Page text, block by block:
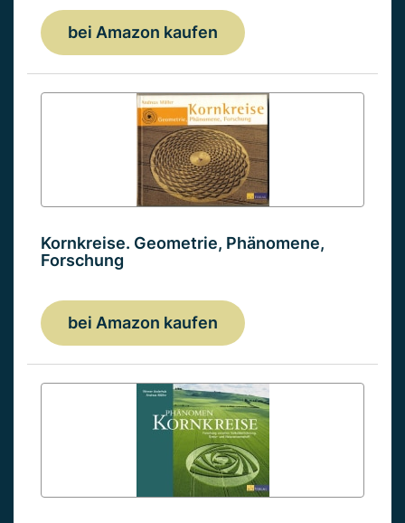
bei Amazon kaufen
Kornkreise. Geometrie, Phänomene,
Forschung
bei Amazon kaufen